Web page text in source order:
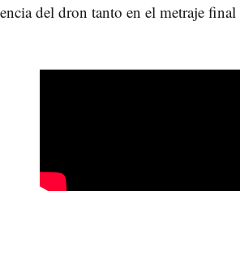
del dron tanto en el metraje